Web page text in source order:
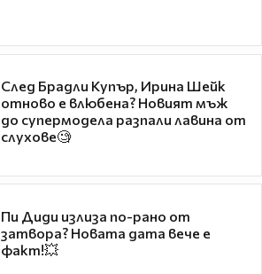
След Брадли Купър, Ирина Шейк
отново е влюбена? Новият мъж
до супермодела разпали лавина от
слухове🧐
Пи Диди излиза по-рано от
затвора? Новата дата вече е
факт!💥